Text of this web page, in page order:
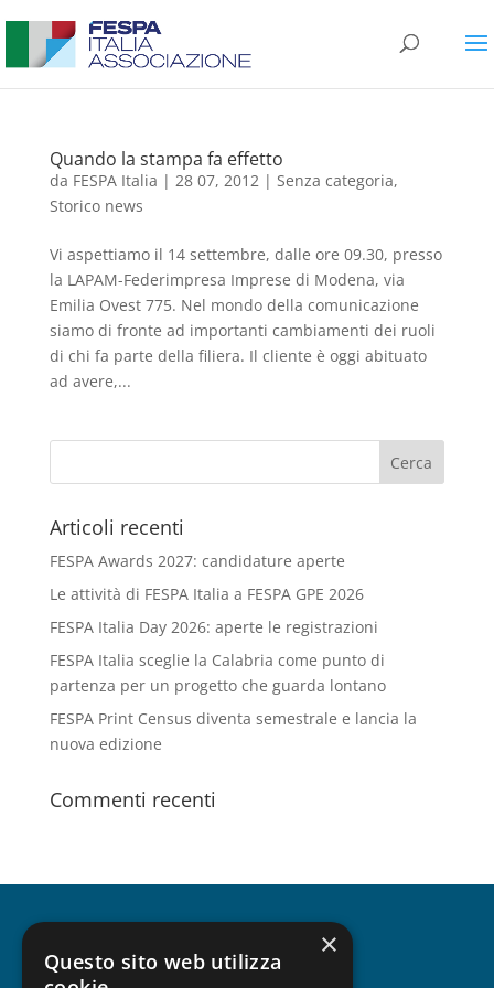
Quando la stampa fa effetto
da FESPA Italia | 28 07, 2012| Senza categoria,
Storico news
Vi aspettiamo il 14 settembre, dalle ore 09.30, presso
la LAPAM-Federimpresa Imprese di Modena, via
Emilia Ovest 775. Nel mondo della comunicazione
siamo di fronte ad importanti cambiamenti dei ruoli
di chi fa parte della filiera. Il cliente è oggi abituato
ad avere,...
Articoli recenti
FESPA Awards 2027: candidature aperte
Le attività di FESPA Italia a FESPA GPE 2026
FESPA Italia Day 2026: aperte le registrazioni
FESPA Italia sceglie la Calabria come punto di
partenza per un progetto che guarda lontano
FESPA Print Census diventa semestrale e lancia la
nuova edizione
Commenti recenti
CHI SIAMO ×
Questo sito web utilizza